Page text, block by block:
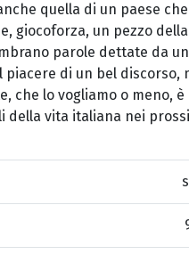
quella di un paese
giocoforza, un pezzo
parole dettate da
piacere di un bel discorso,
che lo vogliamo o meno,
della vita italiana nei